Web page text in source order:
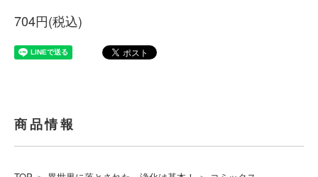
704円(税込)
商品情報